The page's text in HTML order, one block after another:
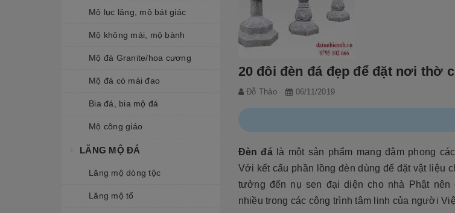
Mộ lục lăng, mộ bát giác
Mộ không mái, mộ bành
Mộ đá Granite/hoa cương
Mộ đá có mái đao
Bia đá, bia mộ đá
Mộ công giáo
LĂNG MỘ ĐÁ
Lăng mộ dòng tộc
Lăng mộ tổ
20 đôi đèn đá đẹp để đặt nơi thờ
Đỗ Thảo 06/11/2019
Đèn đá là một sản phẩm mang đậm phong
Với kết cấu phần lồng đèn dùng để đặt vật liệu
tưởng đến nụ sen đại diện cho nhà Phật
nhiều trong các công trình tâm linh của người